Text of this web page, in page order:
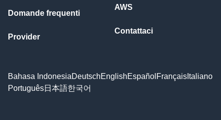
Domande frequenti
Provider
AWS
Contattaci
Bahasa IndonesiaDeutschEnglishEspañol Français Italiano
Português日本語한국어